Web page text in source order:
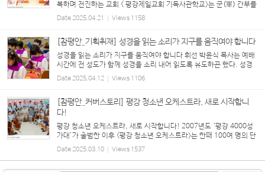
복하며 전진하는 교회 < 평강제일교회 기독사관학교>는 군(軍) 간부를
배출하는 기관의 명칭 ‘사관학교’를 사용한 것에서 알 수 있듯, 성도들
을 ‘신령한 군사(딤후 2:3)’, 신앙...
Date2025.04.21 Views 1158
[참평안_기획취재] 성경을 읽는 소리가 지구를 움직여야 합니다
성경을 읽는 소리가 지구를 움직여야 합니다 휘선 박윤식 목사는 예배
시간에 전 성도가 함께 성경을 소리 내어 읽도록 유도하곤 했다. 성경
구절을 함께 찾고 읽으면 그 소리가 지구를 움직인다고 말했다. 또한
예배 시간에 성경 구절과 말씀을 필기하...
Date2025.04.12 Views 1106
[참평안_커버스토리] 평강 청소년 오케스트라, 새로 시작합니
다!
평강 청소년 오케스트라, 새로 시작합니다! 2007년도 ‘평강 4000성
가대’가 출범한 이후 <평강 청소년 오케스트라>는 한때 100여 명의 단
원이 훈련받던 찬양대이자, 미래의 <바울관현악단> 단원을 배출하는
‘사관학교’였다. ‘바이올린, 첼로, 비올라,...
Date2025.03.10 Views 1537